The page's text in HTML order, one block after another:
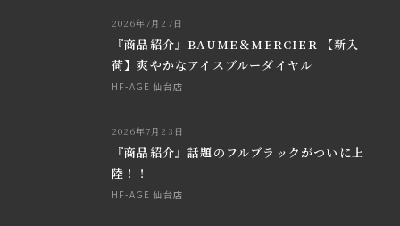
2026年7月27日
『商品紹介』BAUME＆MERCIER 【新入
荷】爽やかなアイスブルーダイヤル
HF-AGE 仙台店
2026年7月23日
『商品紹介』話題のフルブラックがついに上
陸！！
HF-AGE 仙台店